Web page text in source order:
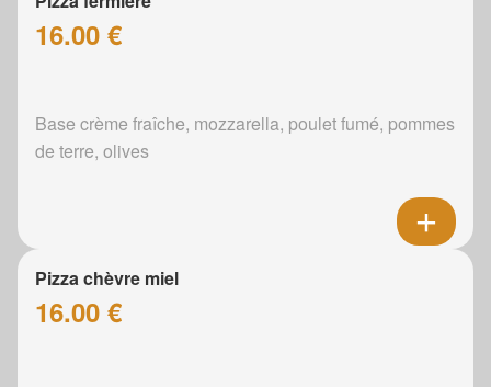
16.00 €
Base crème fraîche, mozzarella, poulet fumé, pommes
de terre, olives
Pizza chèvre miel
16.00 €